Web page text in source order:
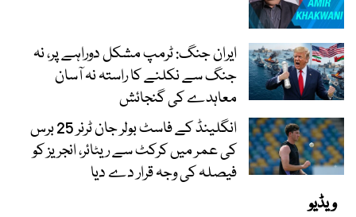
ایران جنگ: ٹرمپ مشکل دوراہے پر، نہ
جنگ سے نکلنے کا راستہ نہ آسان
معاہدے کی گنجائش
انگلینڈ کے فاسٹ بولر جان ٹرنر 25 برس
کی عمر میں کرکٹ سے ریٹائر، انجریز کو
فیصلہ کی وجہ قرار دے دیا
ویڈیو